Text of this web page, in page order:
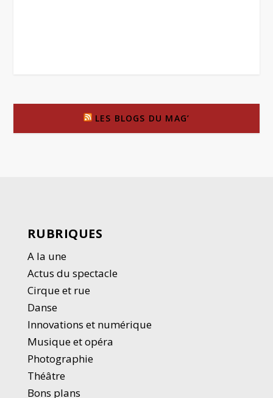
LES BLOGS DU MAG’
RUBRIQUES
A la une
Actus du spectacle
Cirque et rue
Danse
Innovations et numérique
Musique et opéra
Photographie
Théâtre
Bons plans